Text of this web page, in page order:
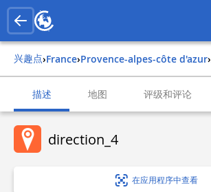
兴趣点› france› provence-alpes-côte d'azur›
描述 地图 评级和评论
direction_4
在应用程序中查看